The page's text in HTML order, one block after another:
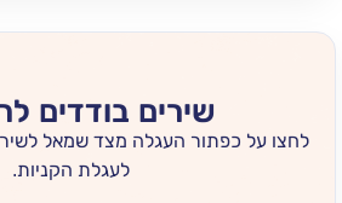
שירים בודדים לרכישה
כפתור העגלה מצד שמאל לשיר כדי
לעגלת הקניות.